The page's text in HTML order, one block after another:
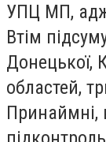
УПЦ МП,
Втім
Донецької,
областей,
Принаймні,